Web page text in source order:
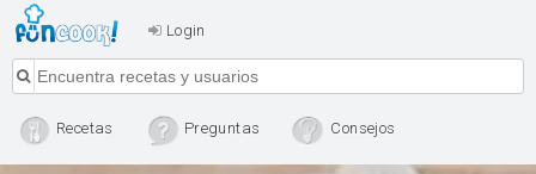
Login
Recetas Preguntas Consejos